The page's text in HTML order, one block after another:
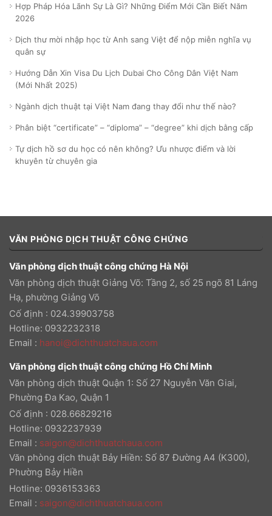
Hợp Pháp Hóa Lãnh Sự Là Gì? Những Điểm Mới Cần Biết Năm
2026
Dịch thư mời nhập học từ Anh sang Việt để nộp miễn nghĩa vụ
quân sự
Hướng Dẫn Xin Visa Du Lịch Dubai Cho Công Dân Việt Nam
(Mới Nhất 2025)
Ngành dịch thuật tại Việt Nam đang thay đổi như thế nào?
Phân biệt “certificate” – “diploma” – “degree” khi dịch bằng cấp
Tự dịch hồ sơ du học có nên không? Ưu nhược điểm và lời
khuyên từ chuyên gia
VĂN PHÒNG DỊCH THUẬT CÔNG CHỨNG
Văn phòng dịch thuật công chứng Hà Nội
Văn phòng dịch thuật Giảng Võ: Tầng 2, số 25 ngõ 81 Láng
Hạ, phường Giảng Võ
Cố định : 024.39903758
Hotline: 0932232318
Email : hanoi@dichthuatchaua.com
Văn phòng dịch thuật công chứng Hồ Chí Minh
Văn phòng dịch thuật Quận 1: Số 27 Nguyễn Văn Giai,
Phường Đa Kao, Quận 1
Cố định : 028.66829216
Hotline: 0932237939
Email : saigon@dichthuatchaua.com
Văn phòng dịch thuật Bảy Hiền: Số 87 Đường A4 (K300),
Phường Bảy Hiền
Hotline: 0936153363
Email : saigon@dichthuatchaua.com